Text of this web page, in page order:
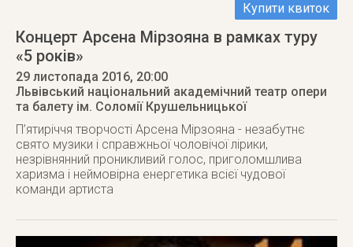
Купити квиток
Концерт Арсена Мірзояна в рамках туру
«5 років»
29 листопада 2016, 20:00
Львівський національний академічний театр опери
та балету ім. Соломії Крушельницької
П’ятиріччя творчості Арсена Мірзояна - незабутнє
свято музики і справжньої чоловічої лірики,
незрівнянний проникливий голос, приголомшлива
харизма і неймовірна енергетика всієї чудової
команди артиста